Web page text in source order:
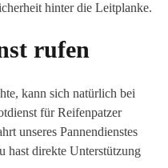
hinter die Leitplanke.
rufen
kann sich natürlich bei
für Reifenpatzer
unseres Pannendienstes
hast direkte Unterstützung